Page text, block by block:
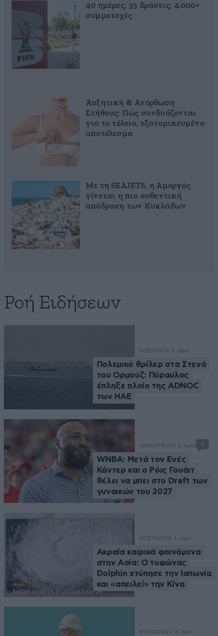
40 ημέρες, 33 δράσεις, 4.000+
συμμετοχές
Αυξητική & Ανόρθωση
Στήθους: Πώς συνδυάζονται
για το τέλειο, εξατομικευμένο
αποτέλεσμα
Με τη SEAJETS, η Αμοργός
γίνεται η πιο αυθεντική
απόδραση των Κυκλάδων
Ροή Ειδήσεων
ΚΟΣΜΟΣ4 λ. πριν
Πολεμικό θρίλερ στα Στενά
του Ορμούζ: Πύραυλος
έπληξε πλοίο της ADNOC
των ΗΑΕ
ΑΘΛΗΤΙΚΑ 15 λ. πριν 1
WNBA: Μετά τον Ενές
Κάντερ και ο Ρόις Γουάιτ
θέλει να μπει στο Draft των
γυναικών του 2027
ΚΟΣΜΟΣ 18 λ. πριν
Ακραία καιρικά φαινόμενα
στην Ασία: Ο τυφώνας
Dolphin χτύπησε την Ιαπωνία
και «απειλεί» την Κίνα
ΕΞΟΔΟΣ22 λ. πριν